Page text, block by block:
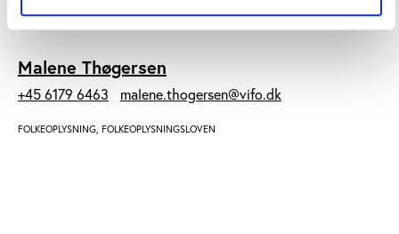
CHEFANALYTIKER, PH.D.
Malene Thøgersen
+45 6179 6463 malene.thogersen@vifo.dk
FOLKEOPLYSNING, FOLKEOPLYSNINGSLOVEN